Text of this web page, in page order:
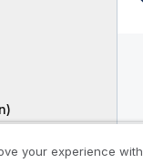
your experience